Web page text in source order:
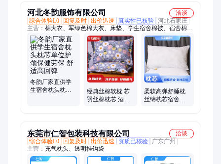
河北冬韵服饰有限公司
洽谈
综合体验L0
回复及时 出价迅速 真实性已核验 河北石家庄
主营： 棉大衣、军绿色棉大衣、床垫、学生宿舍棉被、宿舍棉
被、劳保棉被、民政救灾劳保棉被、棉被、床单、季毛巾被、职
工单位宿舍三件套、宿舍三件套、学生宿舍床垫、单人硬质棉床
垫、学校内务劳保床垫、夏凉被、全棉夏季凉被、双人夏季凉
被、印花夏凉被
冬韵厂家直供学
生宿舍枕头枕芯
经典丝棉软枕 芯
羽丝棉枕芯 酒店
柔软高弹舒睡枕
丝绵枕芯宿舍单
东莞市仁智包装科技有限公司
洽谈
综合体验L0
回复及时 出价迅速 资质已核验
广东广州
主营： 充气枕头、透明挂钩袋